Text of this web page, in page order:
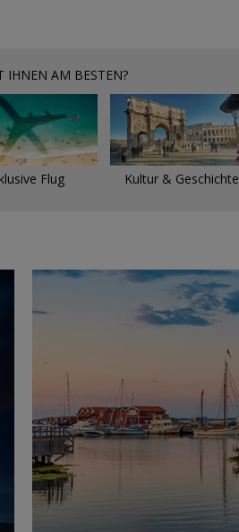
IHNEN AM BESTEN?
Flug Kultur & Geschichte